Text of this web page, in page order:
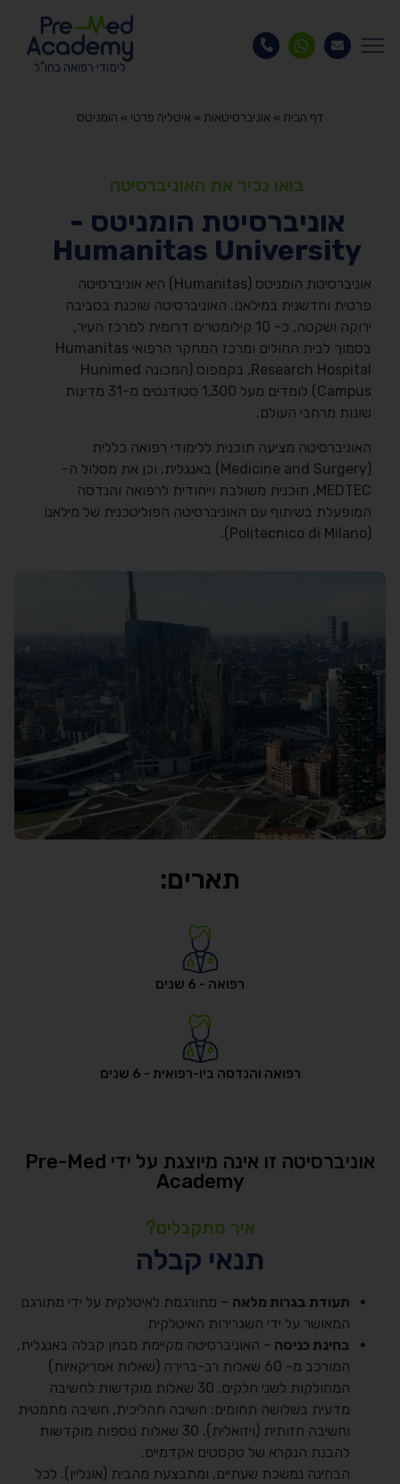
לימודי רפואה בחו"ל
דף הבית » אוניברסיטאות » איטליה פרטי » הומניטס
בואו נכיר את האוניברסיטה
אוניברסיטת הומניטס -
Humanitas University
אוניברסיטת הומניטס (Humanitas) היא אוניברסיטה
פרטית וחדשנית במילאנו. האוניברסיטה שוכנת בסביבה
ירוקה ושקטה, כ- 10 קילומטרים דרומית למרכז העיר,
בסמוך לבית החולים ומרכז המחקר הרפואי Humanitas
Research Hospital. בקמפוס (המכונה Hunimed
Campus) לומדים מעל 1,300 סטודנטים מ-31 מדינות
שונות מרחבי העולם.
האוניברסיטה מציעה תוכנית ללימודי רפואה כללית
(Medicine and Surgery) באנגלית, וכן את מסלול ה-
MEDTEC, תוכנית משולבת וייחודית לרפואה והנדסה
המופעלת בשיתוף עם האוניברסיטה הפוליטכנית של מילאנו
(Politecnico di Milano).
תארים:
רפואה - 6 שנים
רפואה והנדסה ביו-רפואית - 6 שנים
אוניברסיטה זו אינה מיוצגת על ידי Pre-Med
Academy
איך מתקבלים?
תנאי קבלה
תעודת בגרות מלאה – מתורגמת לאיטלקית על ידי מתורגם
המאושר על ידי השגרירות האיטלקית
בחינת כניסה – האוניברסיטה מקיימת מבחן קבלה באנגלית,
המורכב מ- 60 שאלות רב-ברירה (שאלות אמריקאיות)
המחולקות לשני חלקים. 30 שאלות מוקדשות לחשיבה
מדעית בשלושה תחומים: חשיבה תהליכית, חשיבה מתמטית
וחשיבה חזותית (ויזואלית). 30 שאלות נוספות מוקדשות
להבנת הנקרא של טקסטים אקדמיים.
הבחינה נמשכת שעתיים, ומתבצעת מהבית (אונליין). לכל